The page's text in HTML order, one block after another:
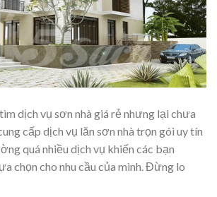
dịch vụ sơn nhà giá rẻ nhưng lại chưa
cấp dịch vụ lăn sơn nhà trọn gói uy tín
quá nhiều dịch vụ khiến các bạn
chọn cho nhu cầu của mình. Đừng lo